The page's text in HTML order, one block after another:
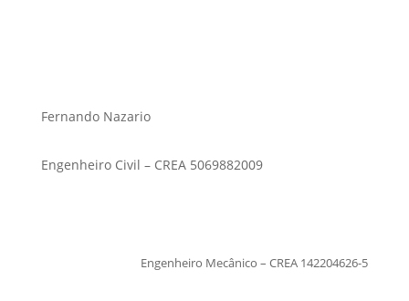
Fernando Nazario
Engenheiro Civil – CREA 5069882009
Engenheiro Mecânico – CREA 142204626-5